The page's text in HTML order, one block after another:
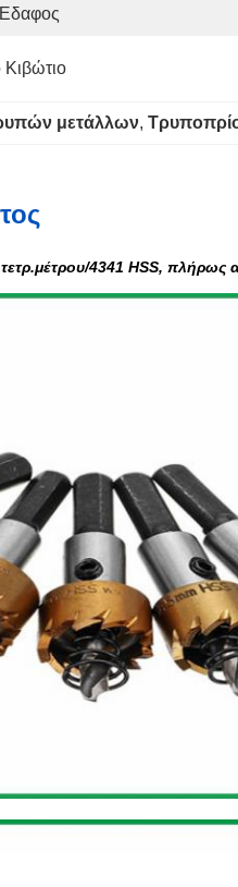
Κιβώτιο
μετάλλων,
4341 HSS,